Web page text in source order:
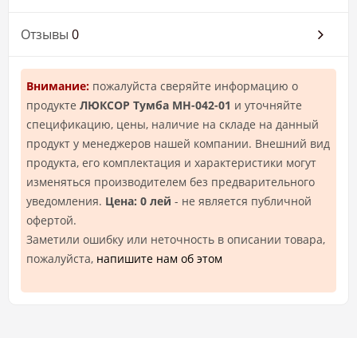
Отзывы 0
Внимание: пожалуйста сверяйте информацию о
продукте ЛЮКСОР Тумба МН-042-01 и уточняйте
спецификацию, цены, наличие на складе на данный
продукт у менеджеров нашей компании. Внешний вид
продукта, его комплектация и характеристики могут
изменяться производителем без предварительного
уведомления. Цена: 0 лей - не является публичной
офертой.
Заметили ошибку или неточность в описании товара,
пожалуйста, напишите нам об этом